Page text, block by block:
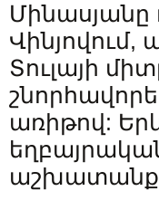
Մինասյանը
Վինյովում,
Տուլայի
առիթով: